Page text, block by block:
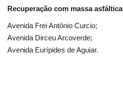
Recuperação com massa asfáltica
Avenida Frei Antônio Curcio;
Avenida Dirceu Arcoverde;
Avenida Eurípides de Aguiar.